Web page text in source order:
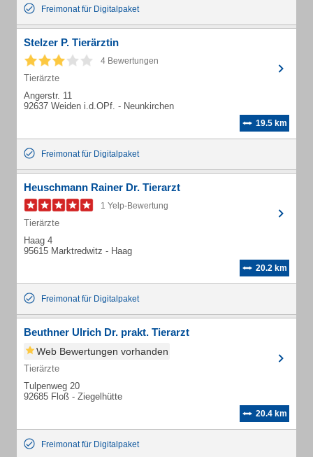
Freimonat für Digitalpaket
Stelzer P. Tierärztin
4 Bewertungen
Tierärzte
Angerstr. 11
92637 Weiden i.d.OPf. - Neunkirchen
19.5 km
Freimonat für Digitalpaket
Heuschmann Rainer Dr. Tierarzt
1 Yelp-Bewertung
Tierärzte
Haag 4
95615 Marktredwitz - Haag
20.2 km
Freimonat für Digitalpaket
Beuthner Ulrich Dr. prakt. Tierarzt
Web Bewertungen vorhanden
Tierärzte
Tulpenweg 20
92685 Floß - Ziegelhütte
20.4 km
Freimonat für Digitalpaket